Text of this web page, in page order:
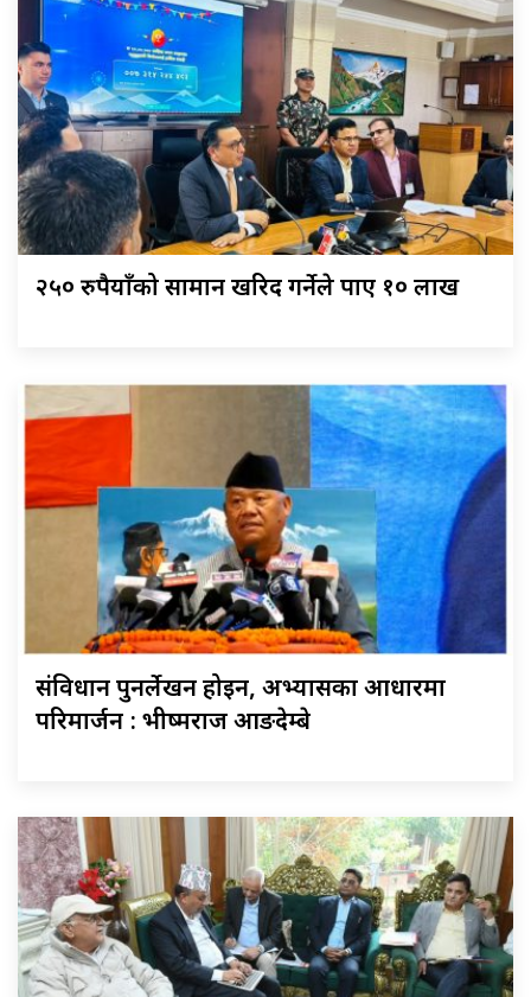
२५० रुपैयाँको सामान खरिद गर्नेले पाए १० लाख
संविधान पुनर्लेखन होइन, अभ्यासका आधारमा
परिमार्जन : भीष्मराज आङदेम्बे